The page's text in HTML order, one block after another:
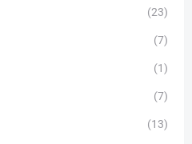
(23)
(7)
(1)
(7)
(13)